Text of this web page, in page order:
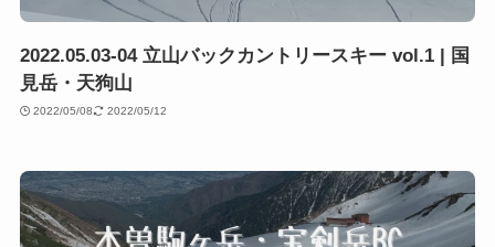
2022.05.03-04 立山バックカントリースキー vol.1 | 国
見岳・天狗山
2022/05/08 2022/05/12